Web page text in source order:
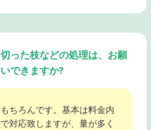
切った枝などの処理は、お願
いできますか?
もちろんです。基本は料金内
で対応致しますが、量が多く